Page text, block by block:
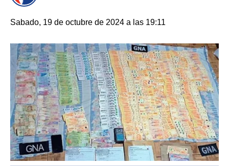
Sabado, 19 de octubre de 2024 a las 19:11